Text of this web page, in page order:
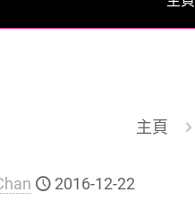
主頁
2016-12-22